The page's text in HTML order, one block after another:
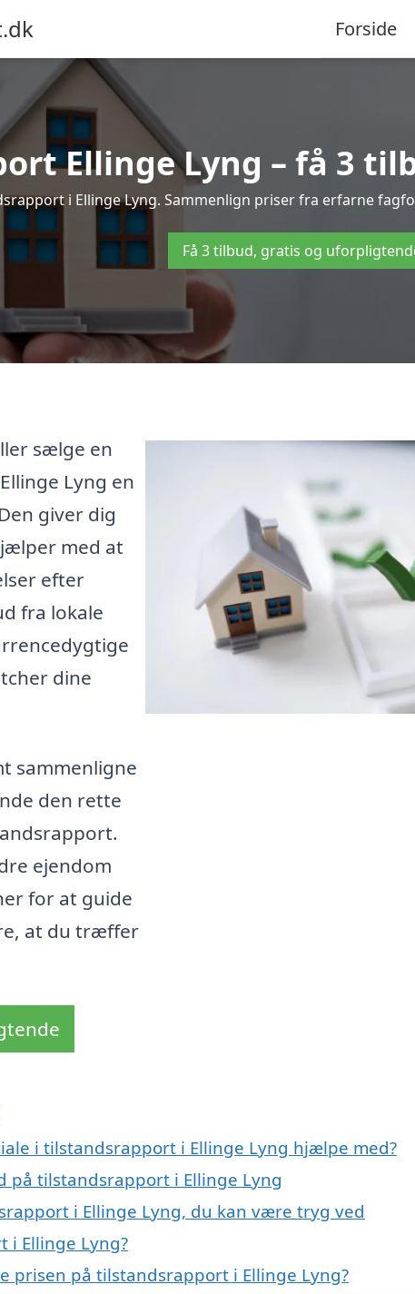
Forside
Ellinge Lyng – få 3
i Ellinge Lyng. Sammenlign priser fra erfarne
Få 3 tilbud, gratis og
sælge en
Lyng en
giver dig
med at
efter
fra lokale
dine
sammenligne
den rette
ejendom
for at guide
at du træffer
i tilstandsrapport i Ellinge Lyng hjælpe med?
tilstandsrapport i Ellinge Lyng
i Ellinge Lyng, du kan være tryg ved
i Ellinge Lyng?
prisen på tilstandsrapport i Ellinge Lyng?